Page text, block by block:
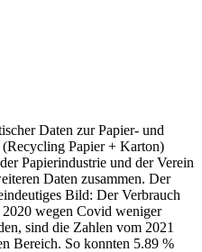
Daten zur Papier- und
Papier + Karton)
Papierindustrie und der Verein
Daten zusammen. Der
Bild: Der Verbrauch
wegen Covid weniger
sind die Zahlen vom 2021
Bereich. So konnten 5.89 %